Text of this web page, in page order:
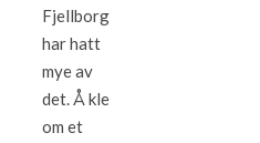
Fjellborg
har hatt
mye av
det. Å kle
om et